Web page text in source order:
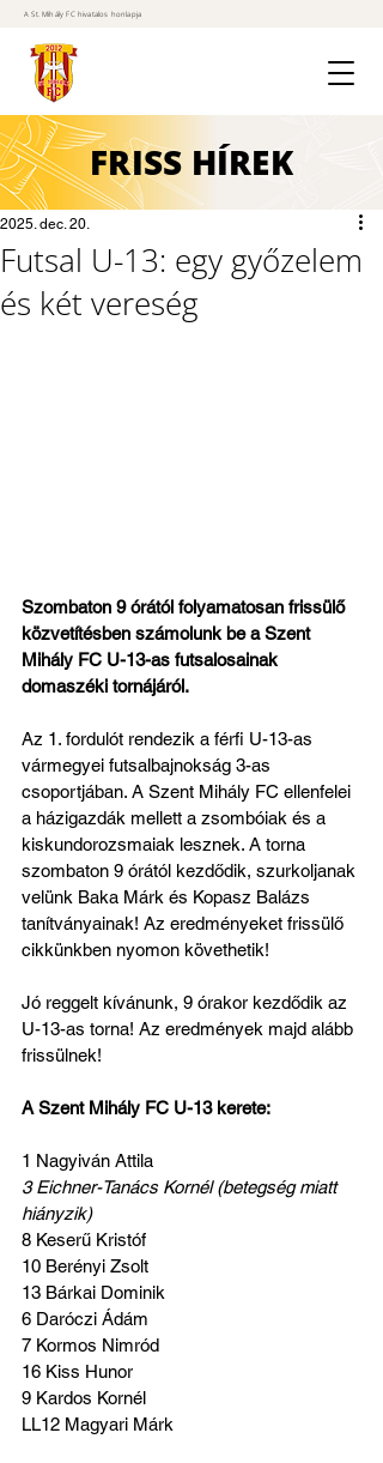
A St. Mihály FC hivatalos honlapja
FRISS HÍREK
Futsal U-13: egy győzelem
és két vereség
2025. dec. 20.
Szombaton 9 órától folyamatosan frissülő
közvetítésben számolunk be a Szent
Mihály FC U-13-as futsalosainak
domaszéki tornájáról.
Az 1. fordulót rendezik a férfi U-13-as
vármegyei futsalbajnokság 3-as
csoportjában. A Szent Mihály FC ellenfelei
a házigazdák mellett a zsombóiak és a
kiskundorozsmaiak lesznek. A torna
szombaton 9 órától kezdődik, szurkoljanak
velünk Baka Márk és Kopasz Balázs
tanítványainak! Az eredményeket frissülő
cikkünkben nyomon követhetik!
Jó reggelt kívánunk, 9 órakor kezdődik az
U-13-as torna! Az eredmények majd alább
frissülnek!
A Szent Mihály FC U-13 kerete:
1 Nagyiván Attila
3 Eichner-Tanács Kornél (betegség miatt
hiányzik)
8 Keserű Kristóf
10 Berényi Zsolt
13 Bárkai Dominik
6 Daróczi Ádám
7 Kormos Nimród
16 Kiss Hunor
9 Kardos Kornél
LL12 Magyari Márk